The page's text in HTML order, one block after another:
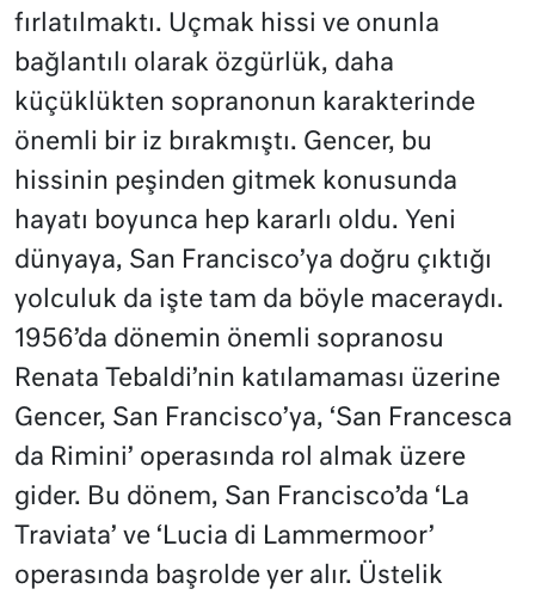
fırlatılmaktı. Uçmak hissi ve onunla
bağlantılı olarak özgürlük, daha
küçüklükten sopranonun karakterinde
önemli bir iz bırakmıştı. Gencer, bu
hissinin peşinden gitmek konusunda
hayatı boyunca hep kararlı oldu. Yeni
dünyaya, San Francisco’ya doğru çıktığı
yolculuk da işte tam da böyle maceraydı.
1956’da dönemin önemli sopranosu
Renata Tebaldi’nin katılamaması üzerine
Gencer, San Francisco’ya, ‘San Francesca
da Rimini’ operasında rol almak üzere
gider. Bu dönem, San Francisco’da ‘La
Traviata’ ve ‘Lucia di Lammermoor’
operasında başrolde yer alır. Üstelik